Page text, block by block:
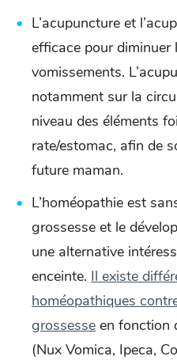
L’acupuncture et
efficace pour diminuer
vomissements.
notamment sur la
niveau des éléments
rate/estomac, afin de
future maman.
L’homéopathie est
grossesse et le
une alternative
enceinte. Il existe
homéopathiques
grossesse en fonction
(Nux Vomica, Ipeca,